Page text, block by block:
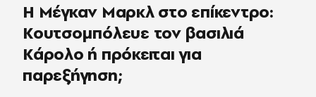
Η Μέγκαν Μαρκλ στο επίκεντρο:
Κουτσομπόλευε τον βασιλιά
Κάρολο ή πρόκειται για
παρεξήγηση;